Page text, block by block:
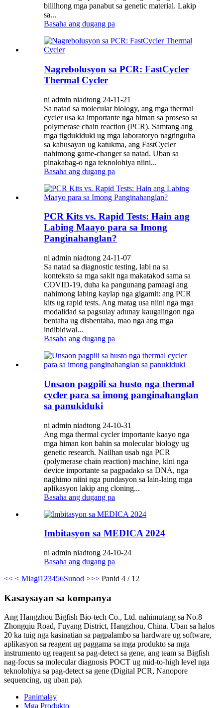
bililhong mga panabut sa genetic material. Lakip
sa...
Basaha ang dugang pa
Nagrebolusyon sa PCR: FastCycler
Thermal Cycler
ni admin niadtong 24-11-21
Sa natad sa molecular biology, ang mga thermal
cycler usa ka importante nga himan sa proseso sa
polymerase chain reaction (PCR). Samtang ang
mga tigdukiduki ug mga laboratoryo nagtinguha
sa kahusayan ug katukma, ang FastCycler
nahimong game-changer sa natad. Uban sa
pinakabag-o nga teknolohiya niini...
Basaha ang dugang pa
PCR Kits vs. Rapid Tests: Hain ang
Labing Maayo para sa Imong
Panginahanglan?
ni admin niadtong 24-11-07
Sa natad sa diagnostic testing, labi na sa
konteksto sa mga sakit nga makatakod sama sa
COVID-19, duha ka pangunang pamaagi ang
nahimong labing kaylap nga gigamit: ang PCR
kits ug rapid tests. Ang matag usa niini nga mga
modalidad sa pagsulay adunay kaugalingon nga
bentaha ug disbentaha, mao nga ang mga
indibidwal...
Basaha ang dugang pa
Unsaon pagpili sa husto nga thermal
cycler para sa imong panginahanglan
sa panukiduki
ni admin niadtong 24-10-31
Ang mga thermal cycler importante kaayo nga
mga himan kon bahin sa molecular biology ug
genetic research. Nailhan usab nga PCR
(polymerase chain reaction) machine, kini nga
device importante sa pagpadako sa DNA, nga
naghimo niini nga pundasyon sa lain-laing mga
aplikasyon lakip ang cloning...
Basaha ang dugang pa
Imbitasyon sa MEDICA 2024
ni admin niadtong 24-10-24
Basaha ang dugang pa
<< < Miagi1 23456Sunod >>> Panid 4 / 12
Kasaysayan sa kompanya
Ang Hangzhou Bigfish Bio-tech Co., Ltd. nahimutang sa No.8
Zhongqiu Road, Fuyang District, Hangzhou, China. Uban sa halos
20 ka tuig nga kasinatian sa pagpalambo sa hardware ug software,
aplikasyon sa reagent ug paggama sa mga produkto sa mga
instrumento ug reagent sa pag-detect sa gene, ang team sa Bigfish
nag-focus sa molecular diagnosis POCT ug mid-to-high level nga
teknolohiya sa pag-detect sa gene (Digital PCR, Nanopore
sequencing, ug uban pa).
Panimalay
Mga Produkto